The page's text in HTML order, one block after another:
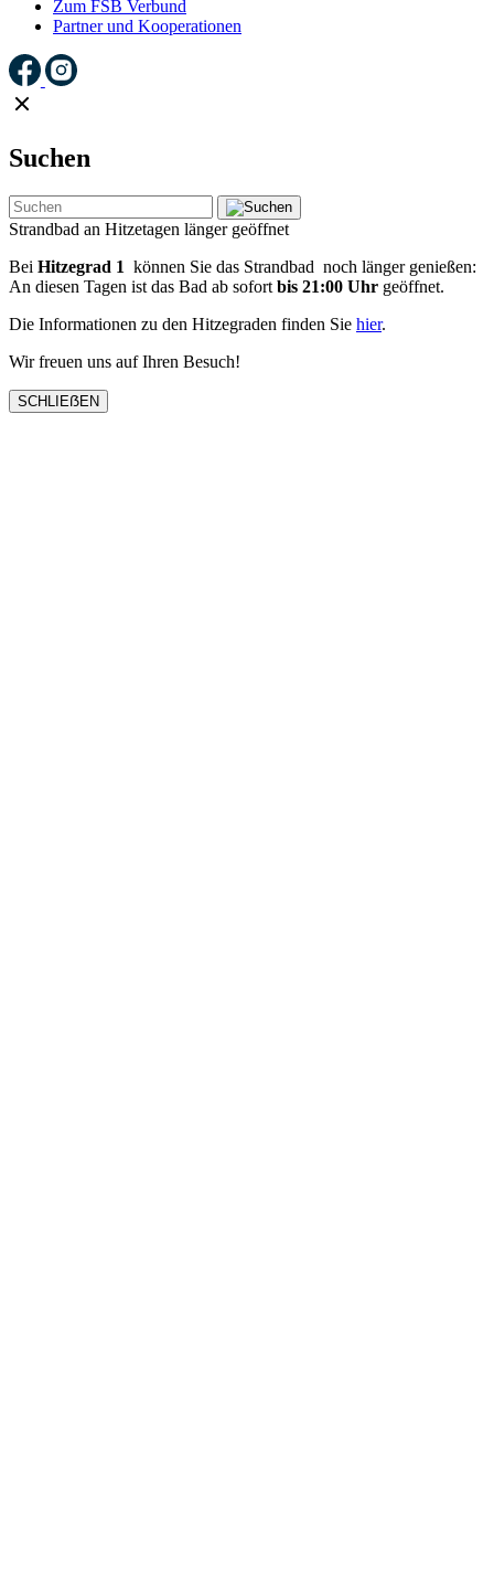
Zum FSB Verbund
Partner und Kooperationen
Suchen
Strandbad an Hitzetagen länger geöffnet
Bei Hitzegrad 1 können Sie das Strandbad noch länger genießen:
An diesen Tagen ist das Bad ab sofort bis 21:00 Uhr geöffnet.
Die Informationen zu den Hitzegraden finden Sie hier.
Wir freuen uns auf Ihren Besuch!
SCHLIEẞEN